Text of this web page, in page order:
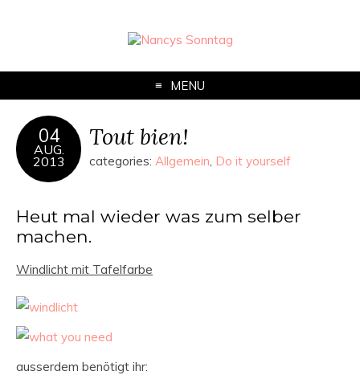
MENU
04
AUG.
2013
Tout bien!
categories: Allgemein, Do it yourself
Heut mal wieder was zum selber
machen.
Windlicht mit Tafelfarbe
ausserdem benötigt ihr: